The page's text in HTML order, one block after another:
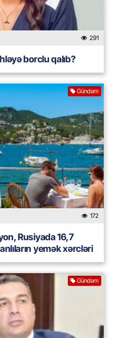
291
borclu qalıb?
Gündəm
172
Rusiyada 16,7
yemək xərcləri
Gündəm